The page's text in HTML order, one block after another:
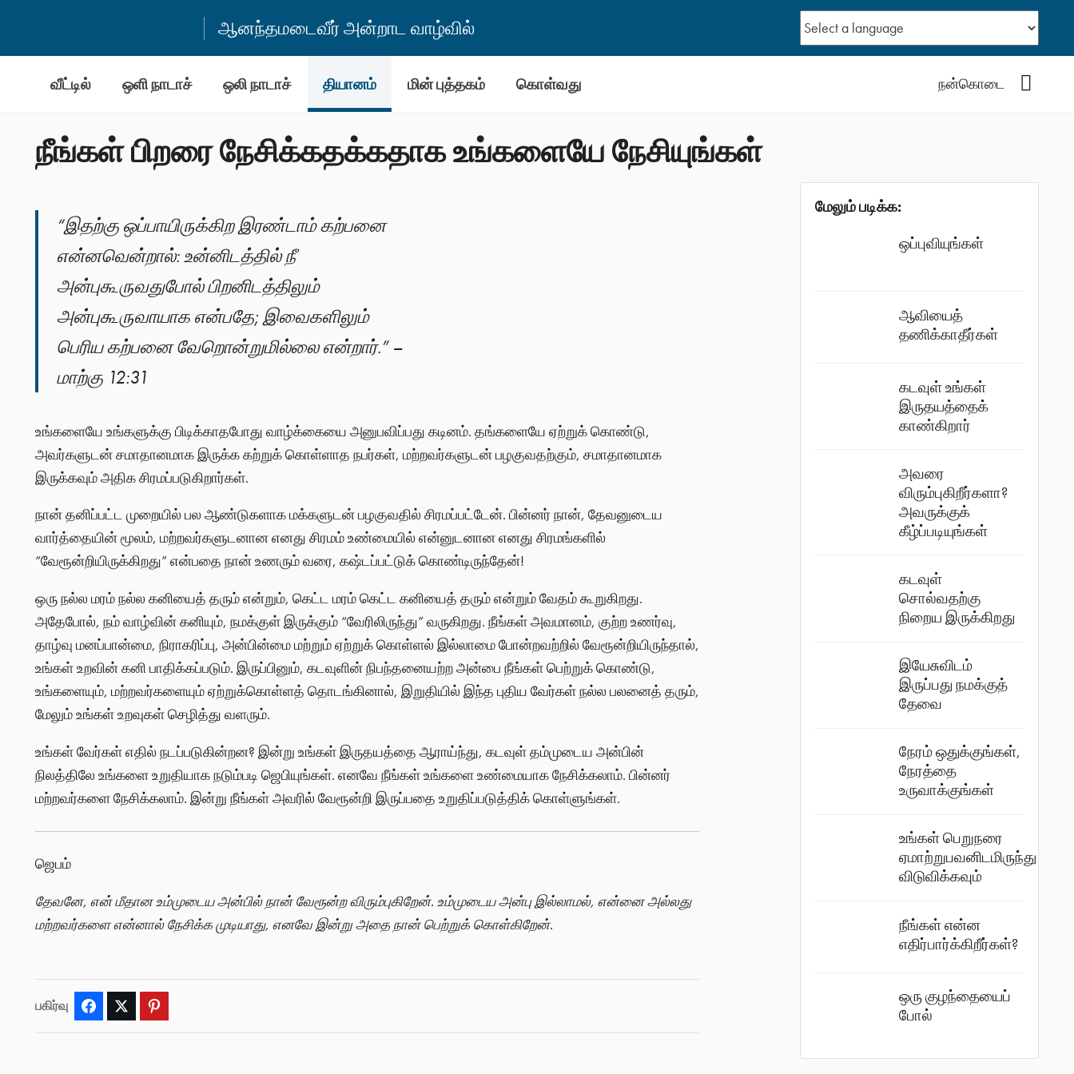
ஆனந்தமடைவீர் அன்றாட வாழ்வில்
வீட்டில் ஒளி நாடாச் ஒலி நாடாச் தியானம் மின் புத்தகம் கொள்வது நன்கொடை
நீங்கள் பிறரை நேசிக்கதக்கதாக உங்களையே நேசியுங்கள்
“இதற்கு ஒப்பாயிருக்கிற இரண்டாம் கற்பனை
என்னவென்றால்: உன்னிடத்தில் நீ
அன்புகூருவதுபோல் பிறனிடத்திலும்
அன்புகூருவாயாக என்பதே; இவைகளிலும்
பெரிய கற்பனை வேறொன்றுமில்லை என்றார்.” –
மாற்கு 12:31
உங்களையே உங்களுக்கு பிடிக்காதபோது வாழ்க்கையை அனுபவிப்பது கடினம். தங்களையே ஏற்றுக் கொண்டு,
அவர்களுடன் சமாதானமாக இருக்க கற்றுக் கொள்ளாத நபர்கள், மற்றவர்களுடன் பழகுவதற்கும், சமாதானமாக
இருக்கவும் அதிக சிரமப்படுகிறார்கள்.
நான் தனிப்பட்ட முறையில் பல ஆண்டுகளாக மக்களுடன் பழகுவதில் சிரமப்பட்டேன். பின்னர் நான், தேவனுடைய
வார்த்தையின் மூலம், மற்றவர்களுடனான எனது சிரமம் உண்மையில் என்னுடனான எனது சிரமங்களில்
“வேரூன்றியிருக்கிறது” என்பதை நான் உணரும் வரை, கஷ்டப்பட்டுக் கொண்டிருந்தேன்!
ஒரு நல்ல மரம் நல்ல கனியைத் தரும் என்றும், கெட்ட மரம் கெட்ட கனியைத் தரும் என்றும் வேதம் கூறுகிறது.
அதேபோல், நம் வாழ்வின் கனியும், நமக்குள் இருக்கும் “வேரிலிருந்து” வருகிறது. நீங்கள் அவமானம், குற்ற உணர்வு,
தாழ்வு மனப்பான்மை, நிராகரிப்பு, அன்பின்மை மற்றும் ஏற்றுக் கொள்ளல் இல்லாமை போன்றவற்றில் வேரூன்றியிருந்தால்,
உங்கள் உறவின் கனி பாதிக்கப்படும். இருப்பினும், கடவுளின் நிபந்தனையற்ற அன்பை நீங்கள் பெற்றுக் கொண்டு,
உங்களையும், மற்றவர்களையும் ஏற்றுக்கொள்ளத் தொடங்கினால், இறுதியில் இந்த புதிய வேர்கள் நல்ல பலனைத் தரும்,
மேலும் உங்கள் உறவுகள் செழித்து வளரும்.
உங்கள் வேர்கள் எதில் நடப்படுகின்றன? இன்று உங்கள் இருதயத்தை ஆராய்ந்து, கடவுள் தம்முடைய அன்பின்
நிலத்திலே உங்களை உறுதியாக நடும்படி ஜெபியுங்கள். எனவே நீங்கள் உங்களை உண்மையாக நேசிக்கலாம். பின்னர்
மற்றவர்களை நேசிக்கலாம். இன்று நீங்கள் அவரில் வேரூன்றி இருப்பதை உறுதிப்படுத்திக் கொள்ளுங்கள்.
ஜெபம்
தேவனே, என் மீதான உம்முடைய அன்பில் நான் வேரூன்ற விரும்புகிறேன். உம்முடைய அன்பு இல்லாமல், என்னை அல்லது
மற்றவர்களை என்னால் நேசிக்க முடியாது, எனவே இன்று அதை நான் பெற்றுக் கொள்கிறேன்.
பகிர்வு Facebook Twitter
மேலும் படிக்க:
ஒப்புவியுங்கள்
ஆவியைத்
தணிக்காதீர்கள்
கடவுள் உங்கள்
இருதயத்தைக்
காண்கிறார்
அவரை
விரும்புகிறீர்களா?
அவருக்குக்
கீழ்ப்படியுங்கள்
கடவுள்
சொல்வதற்கு
நிறைய இருக்கிறது
இயேசுவிடம்
இருப்பது நமக்குத்
தேவை
நேரம் ஒதுக்குங்கள்,
நேரத்தை
உருவாக்குங்கள்
உங்கள் பெறுநரை
ஏமாற்றுபவனிடமிருந்து
விடுவிக்கவும்
நீங்கள் என்ன
எதிர்பார்க்கிறீர்கள்?
ஒரு குழந்தையைப்
போல்